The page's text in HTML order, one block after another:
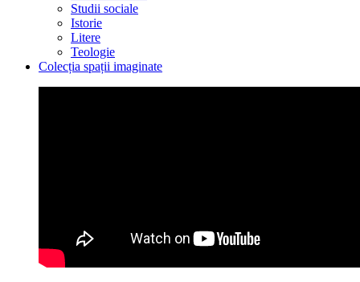
Studii sociale
Istorie
Litere
Teologie
Colecția spații imaginate